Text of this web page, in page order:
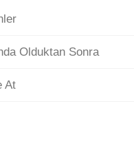
Olduktan Sonra
At